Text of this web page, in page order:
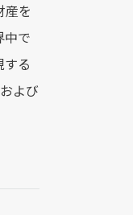
産を
中で
る
よび